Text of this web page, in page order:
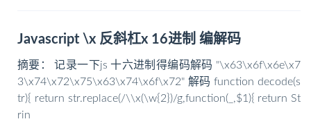
Javascript \x 反斜杠x 16进制 编解码
摘要： 记录一下js 十六进制得编码解码 "\x63\x6f\x6e\x7
3\x74\x72\x75\x63\x74\x6f\x72" 解码 function decode(s
tr){ return str.replace(/\\x(\w{2})/g,function(_,$1){ return St
rin